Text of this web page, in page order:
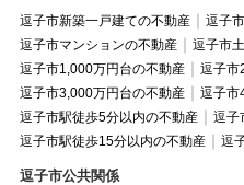
逗子市新築一戸建ての不動産
逗子
逗子市マンションの不動産
逗子市
逗子市1,000万円台の不動産
逗子市
逗子市3,000万円台の不動産
逗子市
逗子市駅徒歩5分以内の不動産
逗子
逗子市駅徒歩15分以内の不動産
逗
逗子市公共関係